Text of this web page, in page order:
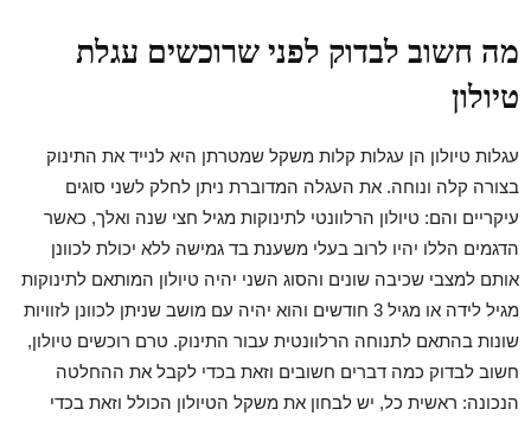
מה חשוב לבדוק לפני שרוכשים עגלת
טיולון
עגלות טיולון הן עגלות קלות משקל שמטרתן היא לנייד את התינוק
בצורה קלה ונוחה. את העגלה המדוברת ניתן לחלק לשני סוגים
עיקריים והם: טיולון הרלוונטי לתינוקות מגיל חצי שנה ואלך, כאשר
הדגמים הללו יהיו לרוב בעלי משענת בד גמישה ללא יכולת לכוונן
אותם למצבי שכיבה שונים והסוג השני יהיה טיולון המותאם לתינוקות
מגיל לידה או מגיל 3 חודשים והוא יהיה עם מושב שניתן לכוונן לזוויות
שונות בהתאם לתנוחה הרלוונטית עבור התינוק. טרם רוכשים טיולון,
חשוב לבדוק כמה דברים חשובים וזאת בכדי לקבל את ההחלטה
הנכונה: ראשית כל, יש לבחון את משקל הטיולון הכולל וזאת בכדי